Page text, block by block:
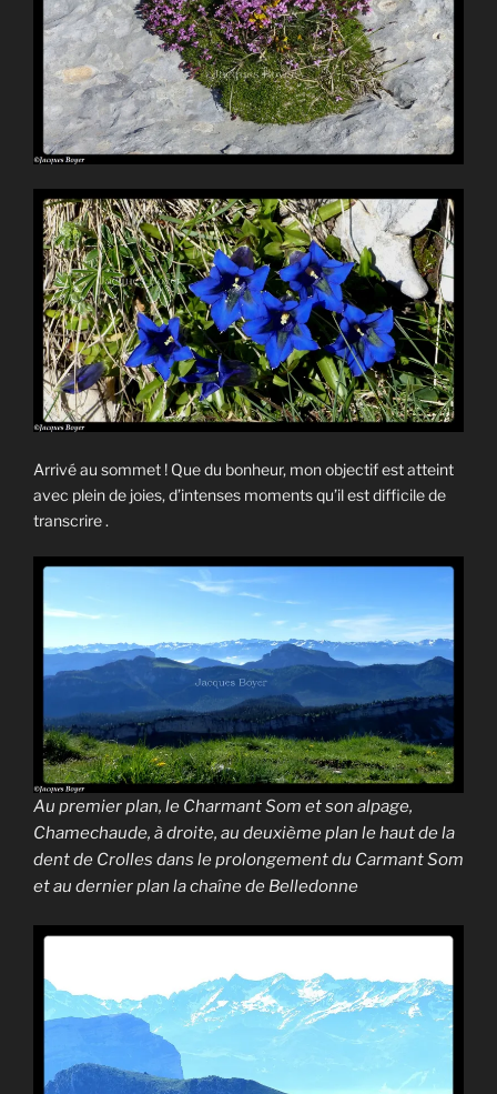
Arrivé au sommet ! Que du bonheur, mon objectif est atteint
avec plein de joies, d’intenses moments qu’il est difficile de
transcrire .
Au premier plan, le Charmant Som et son alpage,
Chamechaude, à droite, au deuxième plan le haut de la
dent de Crolles dans le prolongement du Carmant Som
et au dernier plan la chaîne de Belledonne